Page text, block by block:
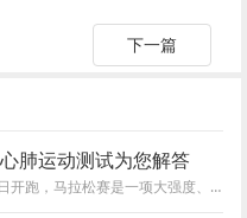
下一篇
肺运动测试为您解答
2024宿迁马拉松赛将在3月31日开跑，马拉松赛是一项大强度、长距离、高风险的竞技运动项目，对参赛者身体状况有较高的要求...